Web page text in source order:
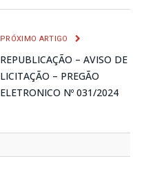
PRÓXIMO ARTIGO
REPUBLICAÇÃO – AVISO DE
LICITAÇÃO – PREGÃO
ELETRONICO Nº 031/2024